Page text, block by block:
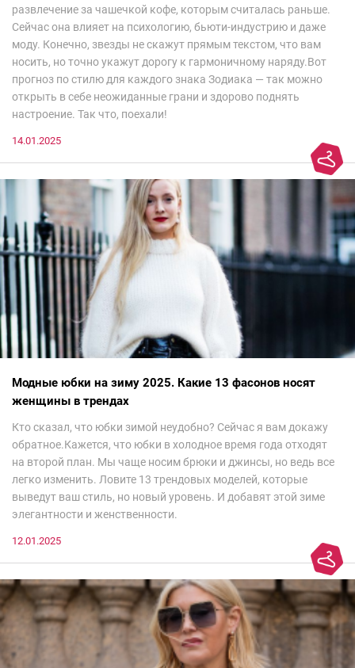
развлечение за чашечкой кофе, которым считалась раньше.
Сейчас она влияет на психологию, бьюти-индустрию и даже
моду. Конечно, звезды не скажут прямым текстом, что вам
носить, но точно укажут дорогу к гармоничному наряду.Вот
прогноз по стилю для каждого знака Зодиака — так можно
открыть в себе неожиданные грани и здорово поднять
настроение. Так что, поехали!
14.01.2025
Модные юбки на зиму 2025. Какие 13 фасонов носят
женщины в трендах
Кто сказал, что юбки зимой неудобно? Сейчас я вам докажу
обратное.Кажется, что юбки в холодное время года отходят
на второй план. Мы чаще носим брюки и джинсы, но ведь все
легко изменить. Ловите 13 трендовых моделей, которые
выведут ваш стиль, но новый уровень. И добавят этой зиме
элегантности и женственности.
12.01.2025